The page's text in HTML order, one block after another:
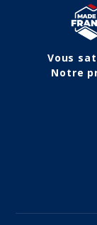
Vous
Notre